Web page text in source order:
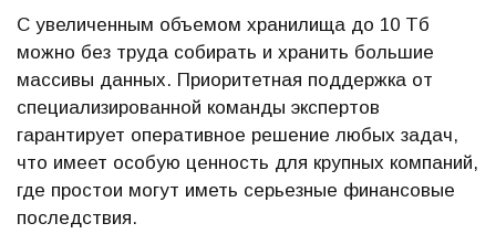
С увеличенным объемом хранилища до 10 Тб
можно без труда собирать и хранить большие
массивы данных. Приоритетная поддержка от
специализированной команды экспертов
гарантирует оперативное решение любых задач,
что имеет особую ценность для крупных компаний,
где простои могут иметь серьезные финансовые
последствия.